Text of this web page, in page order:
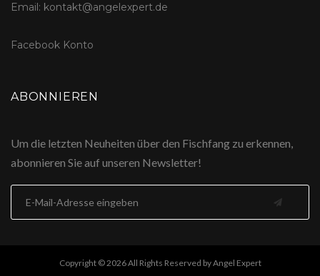
Email: kontakt@angelexpert.de
Facebook Konto
ABONNIEREN
Um die letzten Neuheiten über den Fischfang zu erkennen,
abonnieren Sie auf unseren Newsletter!
Copyright © 2026 All Rights Reserved by Angel Expert